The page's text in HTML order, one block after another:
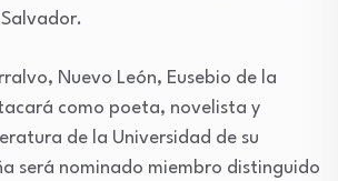
Nuevo León, Eusebio de la
como poeta, novelista y
de la Universidad de su
será nominado miembro distinguido